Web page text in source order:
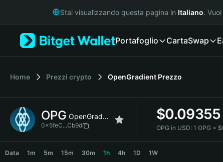
Русский
Italiano
简体中文
繁體中文
Bahasa Indonesia
Stai visualizzando questa pagina in Italiano.
Portafoglio CartaSwap
Home Prezzi crypto OpenGradient Prezzo
OPG OpenGradient
0x5feC...Cb9d
$0.09355
OPG in USD: 1 OPG =
Data 1m 5m 15m 30m 1h 4h 1D 1W